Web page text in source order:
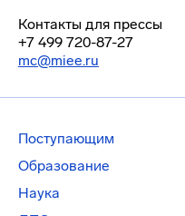
Контакты для прессы
+7 499 720-87-27
mc@miee.ru
Поступающим
Образование
Наука